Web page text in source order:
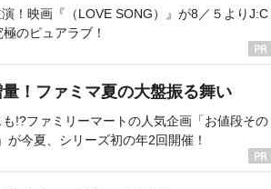
！映画『（LOVE SONG）』が8／５よりJ:C
のピュアラブ！
！ファミマ夏の大盤振る舞い
!?ファミリーマートの人気企画「お値段その
が今夏、シリーズ初の年2回開催！